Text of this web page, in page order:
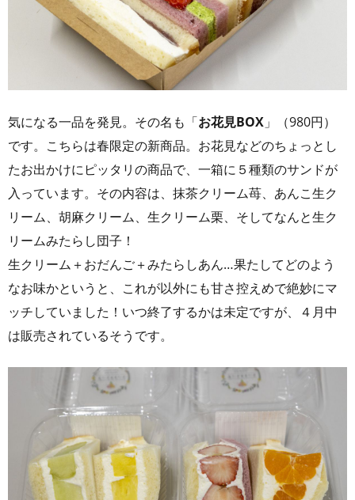
気になる一品を発見。その名も「お花見BOX 」（980円）
です。こちらは春限定の新商品。お花見などのちょっとし
たお出かけにピッタリの商品で、一箱に５種類のサンドが
入っています。その内容は、抹茶クリーム苺、あんこ生ク
リーム、胡麻クリーム、生クリーム栗、そしてなんと生ク
リームみたらし団子！
生クリーム＋おだんご＋みたらしあん…果たしてどのよう
なお味かというと、これが以外にも甘さ控えめで絶妙にマ
ッチしていました！いつ終了するかは未定ですが、４月中
は販売されているそうです。